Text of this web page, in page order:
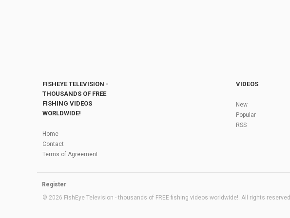
FISHEYE TELEVISION -
THOUSANDS OF FREE
FISHING VIDEOS
WORLDWIDE!
Home
Contact
Terms of Agreement
VIDEOS
New
Popular
RSS
Register
© 2026 FishEye Television - thousands of FREE fishing videos worldwide!. All rights reserved